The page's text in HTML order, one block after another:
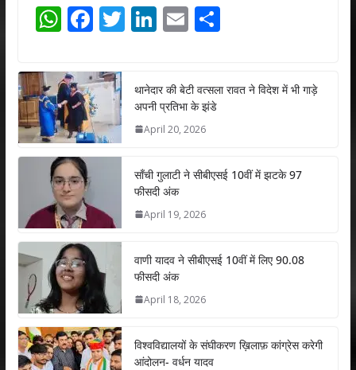
W
at
s
A
p
p
F
e
b
o
o
T
er
Li
e
dI
E
l
S
e
थानेदार की बेटी वत्सला रावत ने विदेश में भी गाड़े
अपनी प्रतिभा के झंडे
April 20, 2026
साँची गुलाटी ने सीबीएसई 10वीं में झटके 97
फीसदी अंक
April 19, 2026
वाणी यादव ने सीबीएसई 10वीं में लिए 90.08
फीसदी अंक
April 18, 2026
विश्वविद्यालयों के संघीकरण ख़िलाफ़ कांग्रेस करेगी
आंदोलन- वर्धन यादव